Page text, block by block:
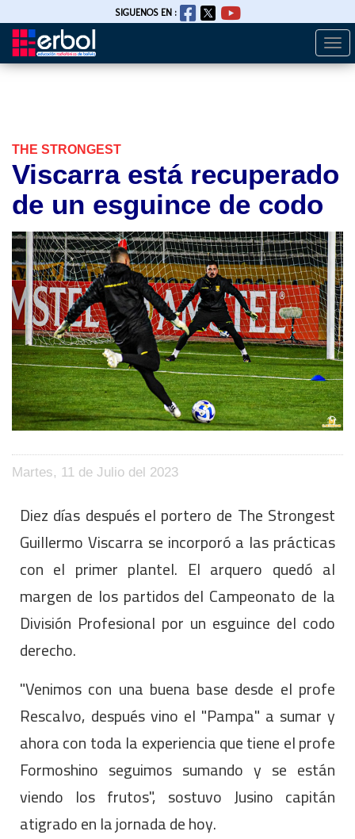
Pasar
SIGUENOS EN :
THE STRONGEST
Viscarra está recuperado
de un esguince de codo
Martes, 11 de Julio del 2023
Diez días después el portero de The Strongest
Guillermo Viscarra se incorporó a las prácticas
con el primer plantel. El arquero quedó al
margen de los partidos del Campeonato de la
División Profesional por un esguince del codo
derecho.
"Venimos con una buena base desde el profe
Rescalvo, después vino el "Pampa" a sumar y
ahora con toda la experiencia que tiene el profe
Formoshino seguimos sumando y se están
viendo los frutos", sostuvo Jusino capitán
atigrado en la jornada de hoy.